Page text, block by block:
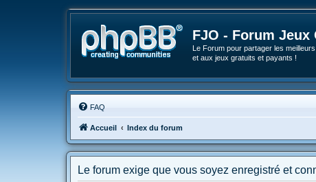
FJO - Forum Jeux
Le Forum pour partager les
et aux jeux gratuits et payants !
FAQ
Accueil Index du forum
Le forum exige que vous soyez enregistré et